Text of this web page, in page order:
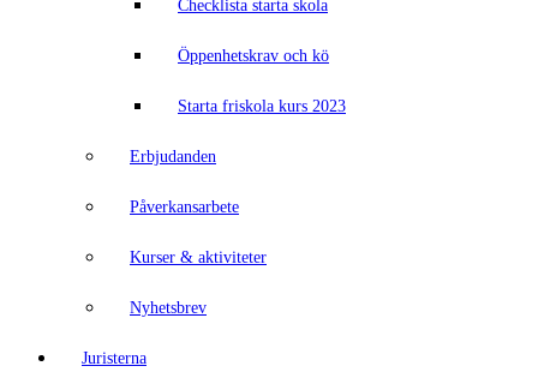
Checklista starta skola
Öppenhetskrav och kö
Starta friskola kurs 2023
Erbjudanden
Påverkansarbete
Kurser & aktiviteter
Nyhetsbrev
Juristerna